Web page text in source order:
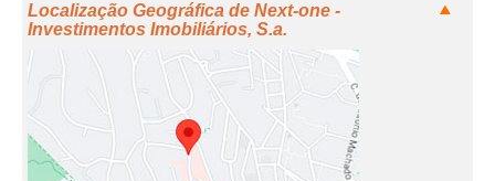
Localização Geográfica de Next-one -
Investimentos Imobiliários, S.a.